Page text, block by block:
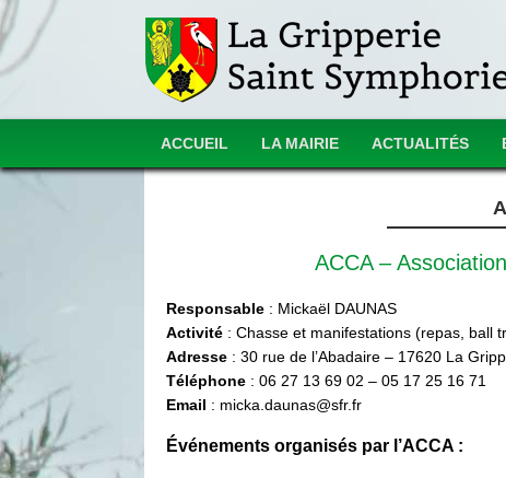
ACCUEIL LA MAIRIE ACTUALITÉS
ACCA –
Responsable : Mickaël DAUNAS
Activité : Chasse et manifestations (repas, ball
Adresse : 30 rue de l’Abadaire – 17620 La
Téléphone : 06 27 13 69 02 – 05 17 25 16 71
Email : micka.daunas@sfr.fr
Événements organisés par l’ACCA :